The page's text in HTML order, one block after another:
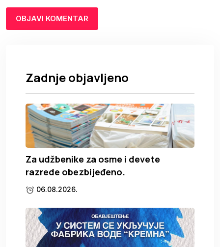
Zadnje objavljeno
Za udžbenike za osme i devete
razrede obezbijeđeno.
06.08.2026.